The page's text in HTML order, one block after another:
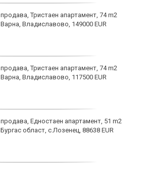
продава, Тристаен апартамент, 74 m2
Варна, Владиславово, 149000 EUR
продава, Тристаен апартамент, 74 m2
Варна, Владиславово, 117500 EUR
продава, Едностаен апартамент, 51 m2
Бургас област, с.Лозенец, 88638 EUR